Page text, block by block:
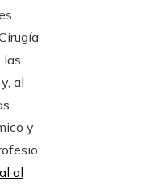
las
al
y